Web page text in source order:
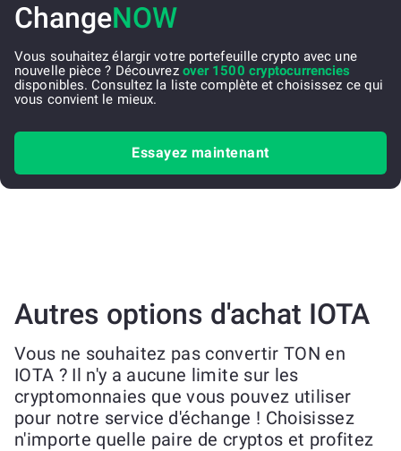
ChangeNOW
Vous souhaitez élargir votre portefeuille crypto avec une
nouvelle pièce ? Découvrez over 1500 cryptocurrencies
disponibles. Consultez la liste complète et choisissez ce qui
vous convient le mieux.
Essayez maintenant
Autres options d'achat IOTA
Vous ne souhaitez pas convertir TON en
IOTA ? Il n'y a aucune limite sur les
cryptomonnaies que vous pouvez utiliser
pour notre service d'échange ! Choisissez
n'importe quelle paire de cryptos et profitez